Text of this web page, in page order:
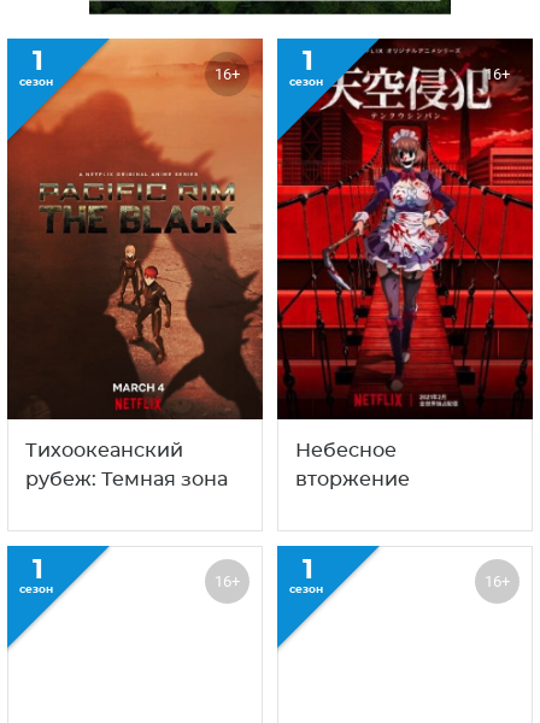
1
сезон 16+
Тихоокеанский
рубеж: Темная зона
1
сезон 16+
Небесное
вторжение
1
сезон 16+ 1
сезон 16+